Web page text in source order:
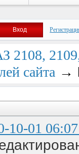
2108,
сайта →
10-01